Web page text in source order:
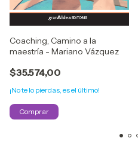
Coaching, Camino a la
maestría - Mariano Vázquez
$35.574,00
¡No te lo pierdas, es el último!